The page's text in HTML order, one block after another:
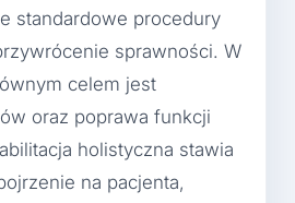
standardowe procedury
sprawności. W
celem jest
oraz poprawa funkcji
holistyczna stawia
na pacjenta,